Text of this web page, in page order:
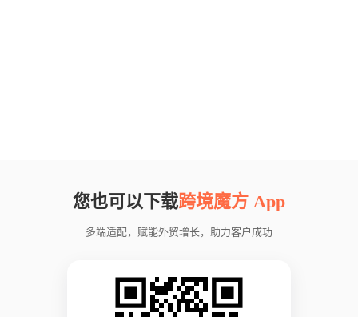
您也可以下载跨境魔方 App
多端适配，赋能外贸增长，助力客户成功